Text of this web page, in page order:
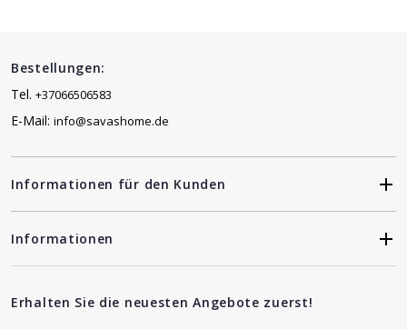
Bestellungen:
Tel. +37066506583
E-Mail: info@savashome.de
Informationen für den Kunden
Informationen
Erhalten Sie die neuesten Angebote zuerst!